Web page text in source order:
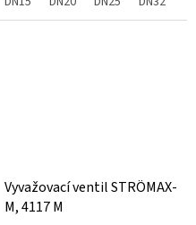
Vyvažovací ventil STRÖMAX-
M, 4117 M